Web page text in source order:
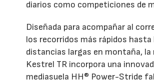
diarios como competiciones de
Diseñada para acompañar al
los recorridos más rápidos hasta
distancias largas en montaña, la
Kestrel TR incorpora una
mediasuela HH® Power-Stride